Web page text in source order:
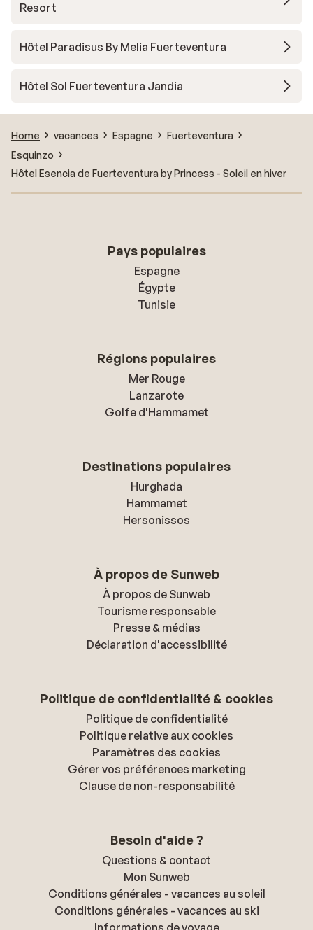
Resort
Hôtel Paradisus By Melia Fuerteventura
Hôtel Sol Fuerteventura Jandia
Home vacances Espagne
Fuerteventura
Esquinzo
Hôtel Esencia de Fuerteventura by Princess - Soleil en hiver
Pays populaires
Espagne
Égypte
Tunisie
Régions populaires
Mer Rouge
Lanzarote
Golfe d'Hammamet
Destinations populaires
Hurghada
Hammamet
Hersonissos
À propos de Sunweb
À propos de Sunweb
Tourisme responsable
Presse & médias
Déclaration d'accessibilité
Politique de confidentialité & cookies
Politique de confidentialité
Politique relative aux cookies
Paramètres des cookies
Gérer vos préférences marketing
Clause de non-responsabilité
Besoin d'aide ?
Questions & contact
Mon Sunweb
Conditions générales - vacances au soleil
Conditions générales - vacances au ski
Informations de voyage